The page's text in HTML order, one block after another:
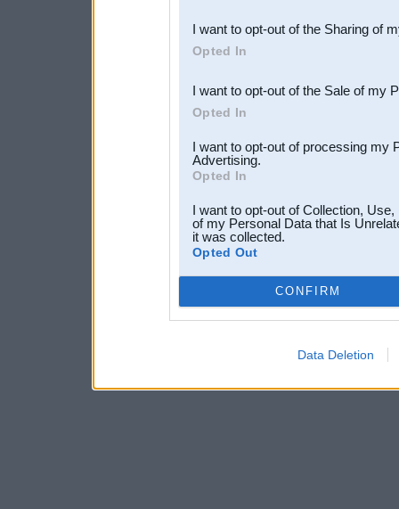
Downstream Participants
third parties.
I want to opt-out of the Sharing of
Opted In
I want to opt-out of the Sale of my
Opted In
I want to opt-out of processing my
Advertising.
Opted In
I want to opt-out of Collection,
of my Personal Data that Is
it was collected.
Opted Out
CONFIRM
Data Deletion